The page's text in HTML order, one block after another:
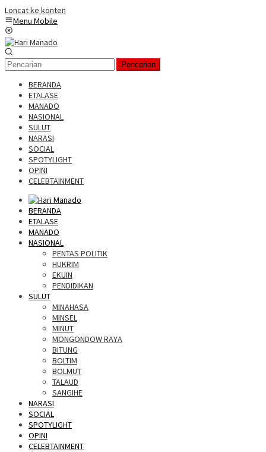
Loncat ke konten
Menu Mobile
Pencarian
BERANDA
ETALASE
MANADO
NASIONAL
SULUT
NARASI
SOCIAL
SPOTYLIGHT
OPINI
CELEBTAINMENT
BERANDA
ETALASE
MANADO
NASIONAL
PENTAS POLITIK
HUKRIM
EKUIN
PENDIDIKAN
SULUT
MINAHASA
MINSEL
MINUT
MONGONDOW RAYA
BITUNG
BOLTIM
BOLMUT
TALAUD
SANGIHE
NARASI
SOCIAL
SPOTYLIGHT
OPINI
CELEBTAINMENT